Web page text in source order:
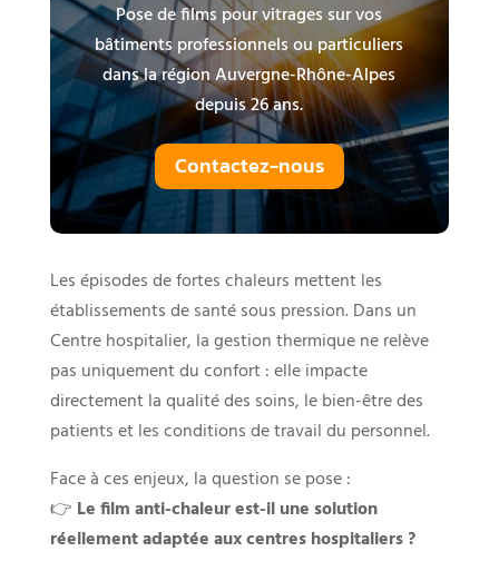
Pose de films pour vitrages sur vos
bâtiments professionnels ou particuliers
dans la région Auvergne-Rhône-Alpes
depuis 26 ans.
Contactez-nous
Les épisodes de fortes chaleurs mettent les
établissements de santé sous pression. Dans un
Centre hospitalier, la gestion thermique ne relève
pas uniquement du confort : elle impacte
directement la qualité des soins, le bien-être des
patients et les conditions de travail du personnel.
Face à ces enjeux, la question se pose :
👉 Le film anti-chaleur est-il une solution
réellement adaptée aux centres hospitaliers ?